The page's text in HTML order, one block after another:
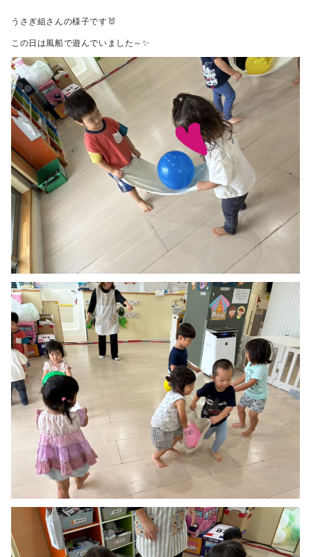
うさぎ組さんの様子です🐰
この日は風船で遊んでいました～✨